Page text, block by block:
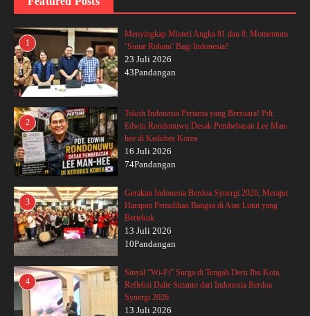
1
Menyingkap Misteri Angka 81 dan 8: Momentum
‘Sunat Rohani’ Bagi Indonesia?
23 Juli 2026
43Pandangan
2
Tokoh Indonesia Pertama yang Bersuara! Pdt.
Edwin Rondonuwu Desak Pembebasan Lee Man-
hee di Kedubes Korea
16 Juli 2026
74Pandangan
3
Gerakan Indonesia Berdoa Synergi 2026, Merajut
Harapan Pemulihan Bangsa di Atas Lutut yang
Bertekuk
13 Juli 2026
10Pandangan
4
Sinyal “Wi-Fi” Surga di Tengah Deru Ibu Kota,
Refleksi Dalie Sutanto dari Indonesia Berdoa
Synergi 2026
13 Juli 2026